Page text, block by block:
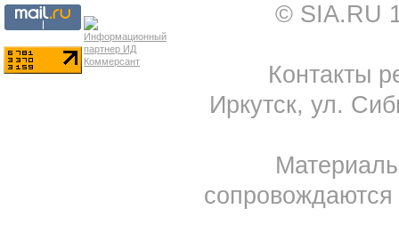
© SIA.RU
Контакты
Иркутск, ул.